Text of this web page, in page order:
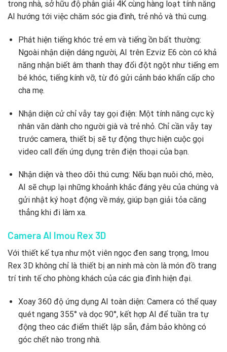
trong nhà, sở hữu độ phân giải 4K cùng hàng loạt tính năng
AI hướng tới việc chăm sóc gia đình, trẻ nhỏ và thú cưng.
Phát hiện tiếng khóc trẻ em và tiếng ồn bất thường:
Ngoài nhận diện dáng người, AI trên Ezviz E6 còn có khả
năng nhận biết âm thanh thay đổi đột ngột như tiếng em
bé khóc, tiếng kính vỡ, từ đó gửi cảnh báo khẩn cấp cho
cha mẹ.
Nhận diện cử chỉ vẫy tay gọi điện: Một tính năng cực kỳ
nhân văn dành cho người già và trẻ nhỏ. Chỉ cần vẫy tay
trước camera, thiết bị sẽ tự động thực hiện cuộc gọi
video call đến ứng dụng trên điện thoại của bạn.
Nhận diện và theo dõi thú cưng: Nếu bạn nuôi chó, mèo,
AI sẽ chụp lại những khoảnh khắc đáng yêu của chúng và
gửi nhật ký hoạt động về máy, giúp bạn giải tỏa căng
thẳng khi đi làm xa.
Camera AI Imou Rex 3D
Với thiết kế tựa như một viên ngọc đen sang trọng, Imou
Rex 3D không chỉ là thiết bị an ninh mà còn là món đồ trang
trí tinh tế cho phòng khách của các gia đình hiện đại.
Xoay 360 độ ứng dụng AI toàn diện: Camera có thể quay
quét ngang 355° và dọc 90°, kết hợp AI để tuần tra tự
động theo các điểm thiết lập sẵn, đảm bảo không có
góc chết nào trong nhà.